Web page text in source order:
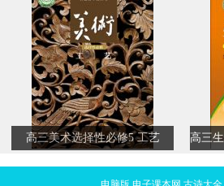
高三美术选择性必修5 工艺